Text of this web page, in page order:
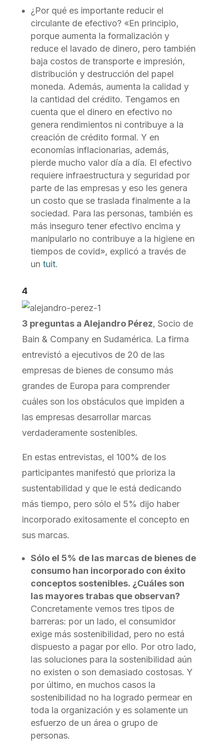
¿Por qué es importante reducir el
circulante de efectivo? «En principio,
porque aumenta la formalización y
reduce el lavado de dinero, pero también
baja costos de transporte e impresión,
distribución y destrucción del papel
moneda. Además, aumenta la calidad y
la cantidad del crédito. Tengamos en
cuenta que el dinero en efectivo no
genera rendimientos ni contribuye a la
creación de crédito formal. Y en
economías inflacionarias, además,
pierde mucho valor día a día. El efectivo
requiere infraestructura y seguridad por
parte de las empresas y eso les genera
un costo que se traslada finalmente a la
sociedad. Para las personas, también es
más inseguro tener efectivo encima y
manipularlo no contribuye a la higiene en
tiempos de covid», explicó a través de
un tuit.
4
3 preguntas a Alejandro Pérez, Socio de
Bain & Company en Sudamérica. La firma
entrevistó a ejecutivos de 20 de las
empresas de bienes de consumo más
grandes de Europa para comprender
cuáles son los obstáculos que impiden a
las empresas desarrollar marcas
verdaderamente sostenibles.
En estas entrevistas, el 100% de los
participantes manifestó que prioriza la
sustentabilidad y que le está dedicando
más tiempo, pero sólo el 5% dijo haber
incorporado exitosamente el concepto en
sus marcas.
Sólo el 5% de las marcas de bienes de
consumo han incorporado con éxito
conceptos sostenibles. ¿Cuáles son
las mayores trabas que observan?
Concretamente vemos tres tipos de
barreras: por un lado, el consumidor
exige más sostenibilidad, pero no está
dispuesto a pagar por ello. Por otro lado,
las soluciones para la sostenibilidad aún
no existen o son demasiado costosas. Y
por último, en muchos casos la
sostenibilidad no ha logrado permear en
toda la organización y es solamente un
esfuerzo de un área o grupo de
personas.